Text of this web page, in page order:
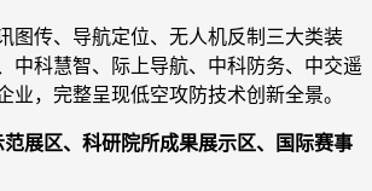
图传、导航定位、无人机反制三大类装
中科慧智、际上导航、中科防务、中交遥
业，完整呈现低空攻防技术创新全景。
展区、科研院所成果展示区、国际赛事